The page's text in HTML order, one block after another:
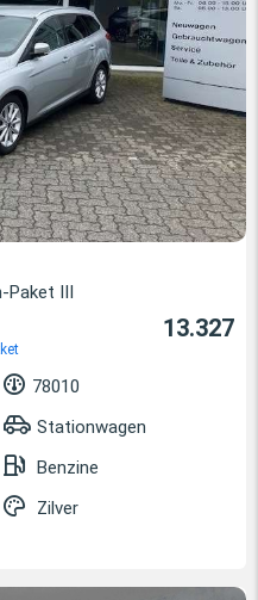
Paket III
13.327
78010
Stationwagen
Benzine
Zilver